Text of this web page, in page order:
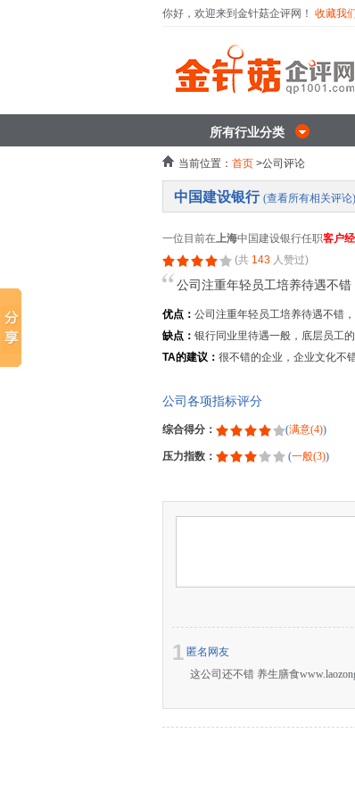
你好，欢迎来到金针菇企评网！ 收藏我
所有行业分类
当前位置： 首页 >公司评论
中国建设银行 (查看所有相关评论)
一位目前在上海中国建设银行任职客户
(共 143 人赞过)
公司注重年轻员工培养待遇不错
优点： 公司注重年轻员工培养待遇不错
缺点： 银行同业里待遇一般，底层员工
TA的建议： 很不错的企业，企业文化不
公司各项指标评分
综合得分： (满意(4))
压力指数： (一般(3))
1 匿名网友
这公司还不错 养生膳食